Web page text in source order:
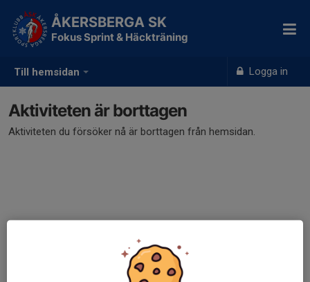
Till hemsidan Logga in
ÅKERSBERGA SK
Fokus Sprint & Häckträning
Aktiviteten är borttagen
Aktiviteten du försöker nå är borttagen från hemsidan.